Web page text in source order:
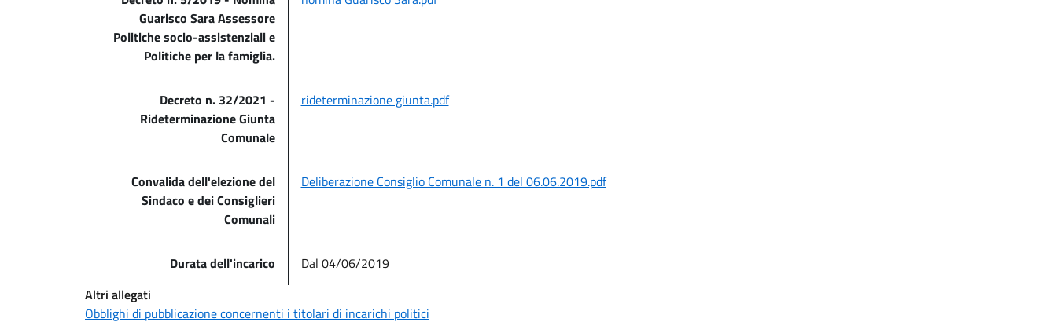
Guarisco Sara Assessore
Politiche socio-assistenziali e
Politiche per la famiglia.
Decreto n. 32/2021 -
Rideterminazione Giunta
Comunale
rideterminazione giunta.pdf
Convalida dell'elezione del
Sindaco e dei Consiglieri
Comunali
Deliberazione Consiglio Comunale n. 1 del 06.06.2019.pdf
Durata dell'incarico
Dal 04/06/2019
Altri allegati
Obblighi di pubblicazione concernenti i titolari di incarichi politici